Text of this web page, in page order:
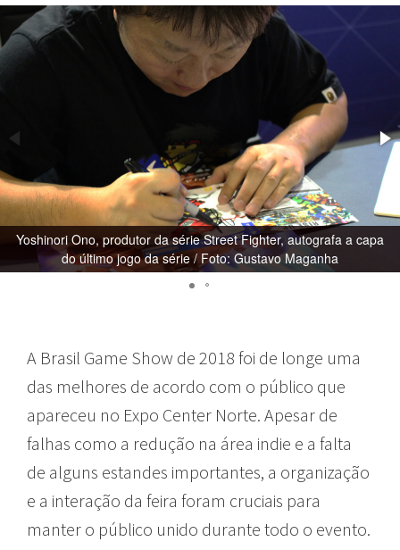
Yoshinori Ono, produtor da série Street Fighter, autografa a capa
do último jogo da série / Foto: Gustavo Maganha
A Brasil Game Show de 2018 foi de longe uma
das melhores de acordo com o público que
apareceu no Expo Center Norte. Apesar de
falhas como a redução na área indie e a falta
de alguns estandes importantes, a organização
e a interação da feira foram cruciais para
manter o público unido durante todo o evento.